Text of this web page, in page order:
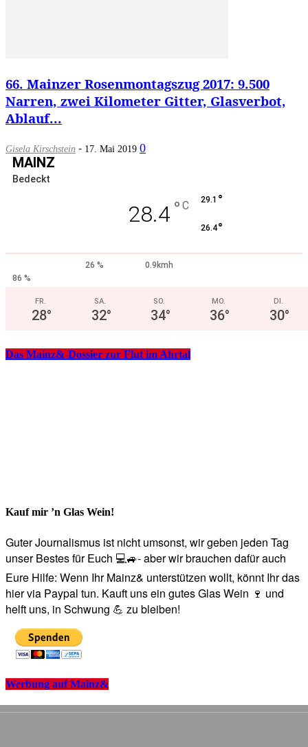
66. Mainzer Rosenmontagszug 2017: 9.500
Narren, zwei Kilometer Gitter, Glasverbot,
Ablauf...
Gisela Kirschstein - 17. Mai 2019 0
MAINZ
Bedeckt
28.4 ° C 29.1 °
26.4°
26 %
0.9kmh
86 %
FR.
28°
SA.
32°
SO.
34°
MO.
36°
DI.
30°
Das Mainz&-Dossier zur Flut im Ahrtal
Kauf mir ’n Glas Wein!
Guter Journalismus ist nicht umsonst, wir geben jeden Tag
unser Bestes für Euch 💻🚙- aber wir brauchen dafür auch
Eure Hilfe: Wenn Ihr Mainz& unterstützen wollt, könnt Ihr das
hier via Paypal tun. Kauft uns ein gutes Glas Wein 🍷 und
helft uns, in Schwung 💪 zu bleiben!
Werbung auf Mainz&